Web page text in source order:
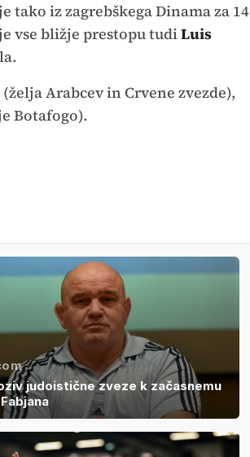
tako iz zagrebškega Dinama za 14
vse bližje prestopu tudiLuis
(želja Arabcev in Crvene zvezde),
Botafogo).
judoistične zveze k začasnemu